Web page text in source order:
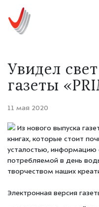
Увидел
газеты
11 мая 2020
Из нового выпуска
книгах, которые стоит
усталостью, информацию
потребляемой в день
творчеством наших
Электронная версия